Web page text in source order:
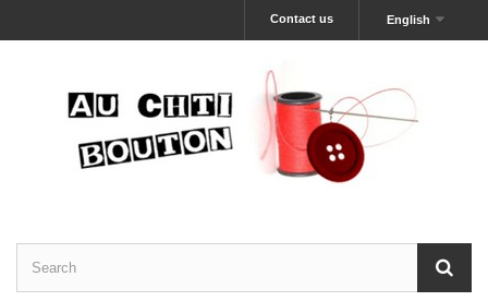
English
Contact us